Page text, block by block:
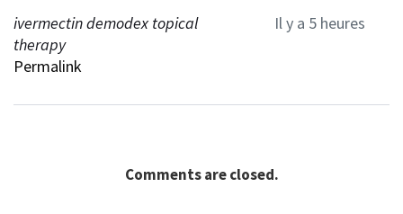
ivermectin demodex topical
therapy
Il y a 5 heures
Permalink
Comments are closed.